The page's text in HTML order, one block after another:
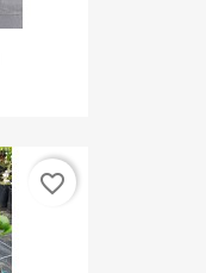
favorite_border